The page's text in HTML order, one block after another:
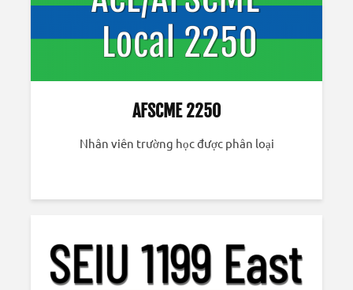
AFSCME 2250
Nhân viên trường học được phân loại